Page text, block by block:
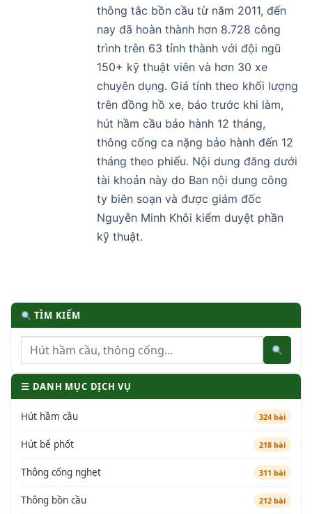
thông tắc bồn cầu từ năm 2011, đến
nay đã hoàn thành hơn 8.728 công
trình trên 63 tỉnh thành với đội ngũ
150+ kỹ thuật viên và hơn 30 xe
chuyên dụng. Giá tính theo khối lượng
trên đồng hồ xe, báo trước khi làm,
hút hầm cầu bảo hành 12 tháng,
thông cống ca nặng bảo hành đến 12
tháng theo phiếu. Nội dung đăng dưới
tài khoản này do Ban nội dung công
ty biên soạn và được giám đốc
Nguyễn Minh Khôi kiểm duyệt phần
kỹ thuật.
TÌM KIẾM
☰ DANH MỤC DỊCH VỤ
Hút hầm cầu 324 bài
Hút bể phốt 218 bài
Thông cống nghẹt 311 bài
Thông bồn cầu 212 bài